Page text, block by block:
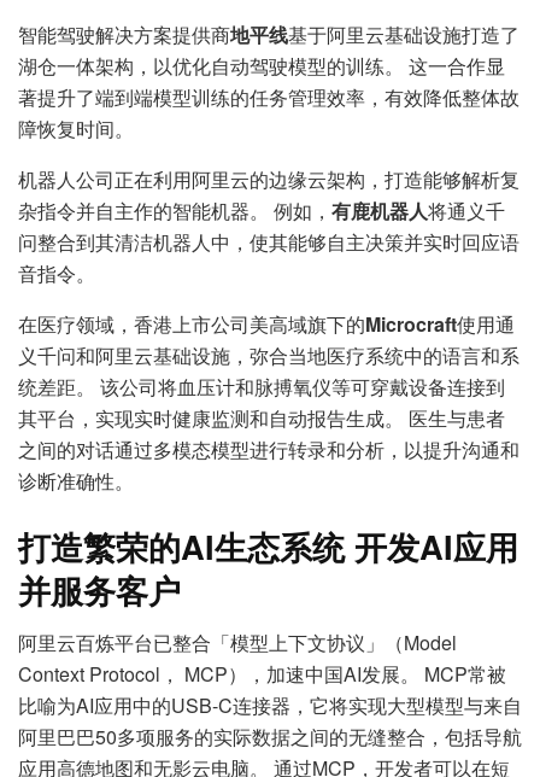
智能驾驶解决方案提供商地平线基于阿里云基础设施打造了
湖仓一体架构，以优化自动驾驶模型的训练。 这一合作显
著提升了端到端模型训练的任务管理效率，有效降低整体故
障恢复时间。
机器人公司正在利用阿里云的边缘云架构，打造能够解析复
杂指令并自主作的智能机器。 例如， 有鹿机器人将通义千
问整合到其清洁机器人中，使其能够自主决策并实时回应语
音指令。
在医疗领域，香港上市公司美高域旗下的Microcraft使用通
义千问和阿里云基础设施，弥合当地医疗系统中的语言和系
统差距。 该公司将血压计和脉搏氧仪等可穿戴设备连接到
其平台，实现实时健康监测和自动报告生成。 医生与患者
之间的对话通过多模态模型进行转录和分析，以提升沟通和
诊断准确性。
打造繁荣的AI生态系统 开发AI应用
并服务客户
阿里云百炼平台已整合「模型上下文协议」（Model
Context Protocol， MCP），加速中国AI发展。 MCP常被
比喻为AI应用中的USB-C连接器，它将实现大型模型与来自
阿里巴巴50多项服务的实际数据之间的无缝整合，包括导航
应用高德地图和无影云电脑。 通过MCP，开发者可以在短